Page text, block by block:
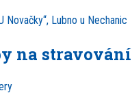
Novačky“, Lubno u Nechanic
na stravování